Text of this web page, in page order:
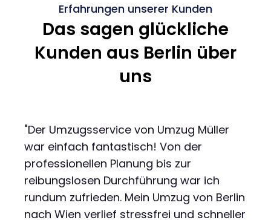
Erfahrungen unserer Kunden
Das sagen glückliche
Kunden aus Berlin über
uns
"Der Umzugsservice von Umzug Müller
war einfach fantastisch! Von der
professionellen Planung bis zur
reibungslosen Durchführung war ich
rundum zufrieden. Mein Umzug von Berlin
nach Wien verlief stressfrei und schneller